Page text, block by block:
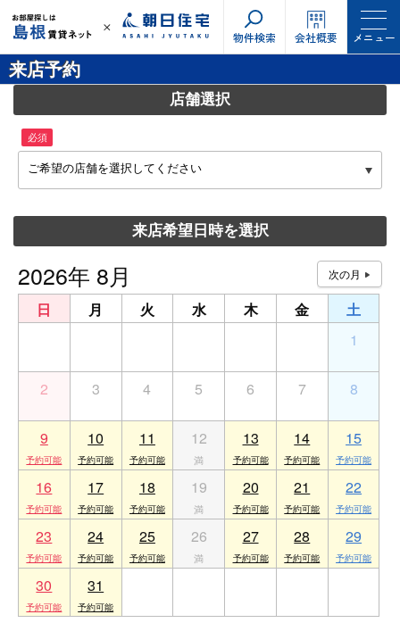
物件検索 会社概要 メニュー
来店予約
店舗選択
必須
ご希望の店舗を選択してください
来店希望日時を選択
2026年 8月
日 月 火 水 木 金
土
1
2 3 4 5 6 7 8
9 10 11 12 13 14 15
16 17 18 19 20 21 22
23 24 25 26 27 28 29
30 31